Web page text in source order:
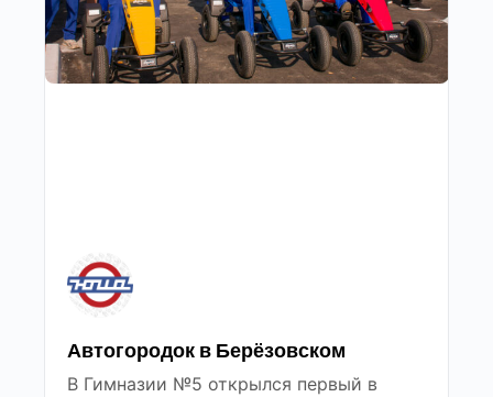
Автогородок в Берёзовском
В Гимназии №5 открылся первый в